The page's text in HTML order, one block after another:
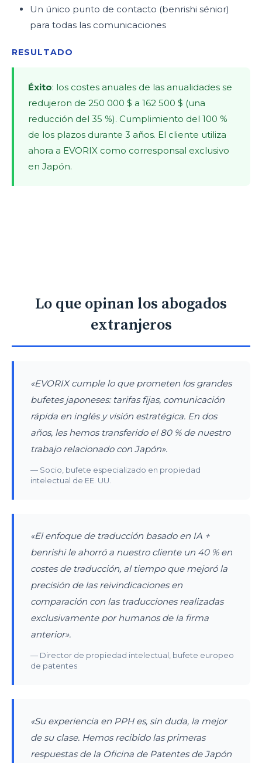
Un único punto de contacto (benrishi sénior)
para todas las comunicaciones
RESULTADO
Éxito: los costes anuales de las anualidades se
redujeron de 250 000 $ a 162 500 $ (una
reducción del 35 %). Cumplimiento del 100 %
de los plazos durante 3 años. El cliente utiliza
ahora a EVORIX como corresponsal exclusivo
en Japón.
Lo que opinan los abogados
extranjeros
«EVORIX cumple lo que prometen los grandes
bufetes japoneses: tarifas fijas, comunicación
rápida en inglés y visión estratégica. En dos
años, les hemos transferido el 80 % de nuestro
trabajo relacionado con Japón».
— Socio, bufete especializado en propiedad
intelectual de EE. UU.
«El enfoque de traducción basado en IA +
benrishi le ahorró a nuestro cliente un 40 % en
costes de traducción, al tiempo que mejoró la
precisión de las reivindicaciones en
comparación con las traducciones realizadas
exclusivamente por humanos de la firma
anterior».
— Director de propiedad intelectual, bufete europeo
de patentes
«Su experiencia en PPH es, sin duda, la mejor
de su clase. Hemos recibido las primeras
respuestas de la Oficina de Patentes de Japón